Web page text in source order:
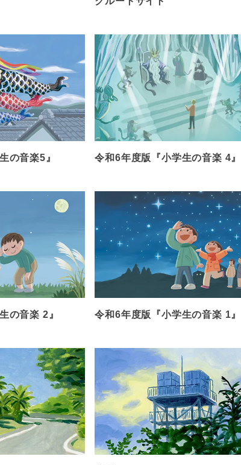
の音楽5』 令和6年度版『小学生の音楽 4』
の音楽 2』 令和6年度版『小学生の音楽 1』